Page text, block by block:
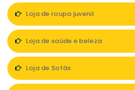
Loja de roupa juvenil
Loja de saúde e beleza
Loja de Sofás